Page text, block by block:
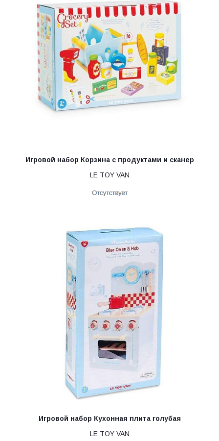
Игровой набор Корзина с продуктами и сканер
LE TOY VAN
Игровой набор Кухонная плита голубая
LE TOY VAN